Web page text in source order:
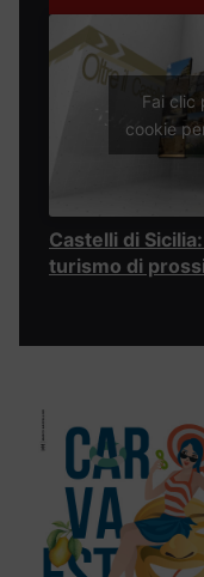
Fai clic
cookie
Castelli di
turismo di